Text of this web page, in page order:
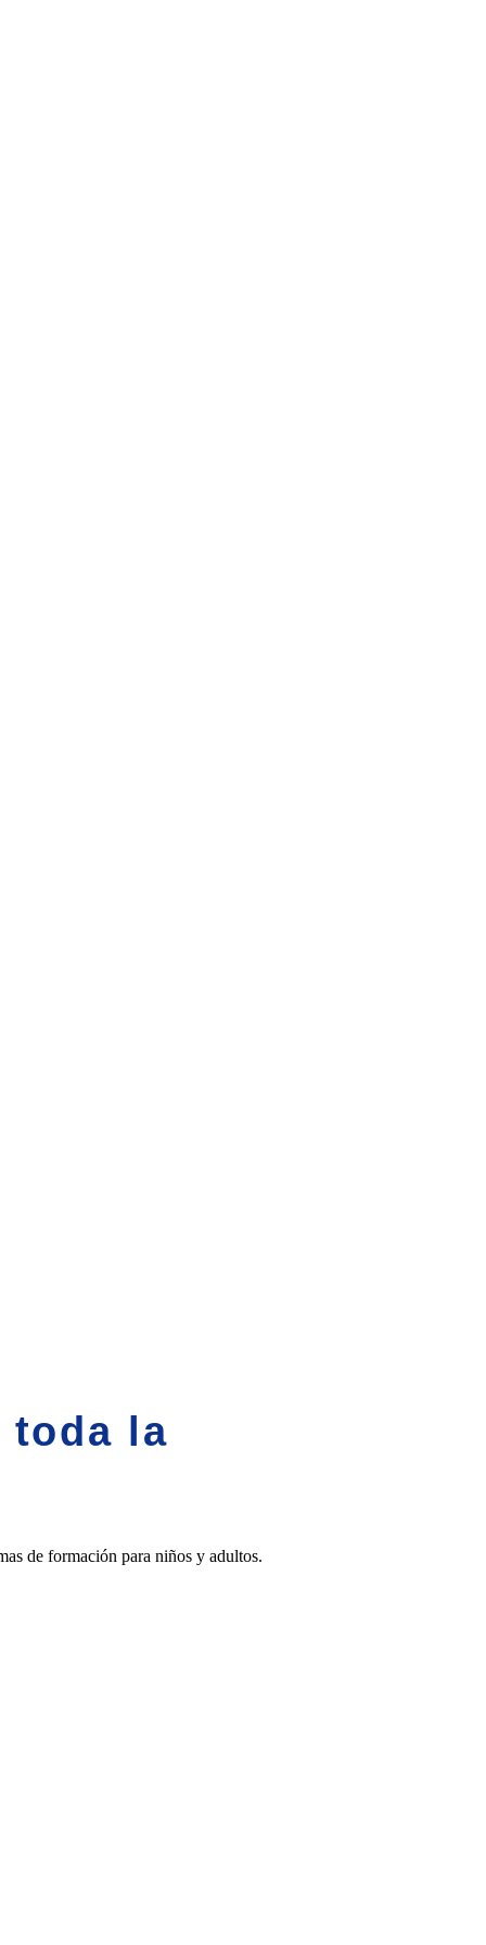
toda la
de formación para niños y adultos.